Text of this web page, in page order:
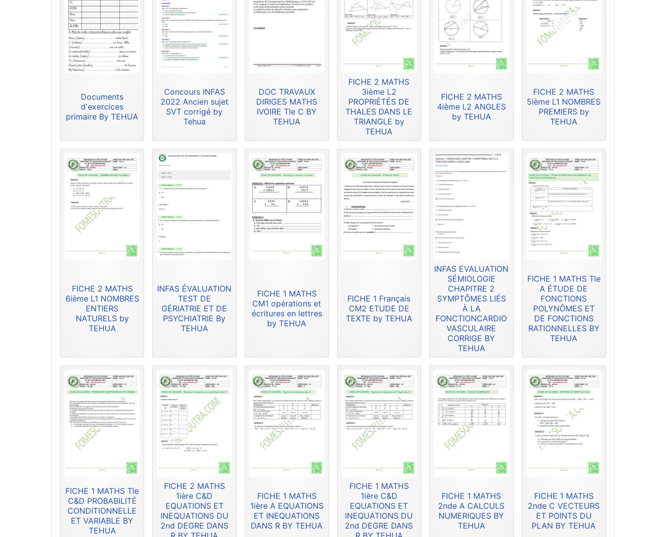
Documents
d'exercices
primaire By TEHUA
Concours INFAS
2022 Ancien sujet
SVT corrigé by
Tehua
DOC TRAVAUX
DIRIGES MATHS
IVOIRE Tle C BY
TEHUA
FICHE 2 MATHS
3ième L2
PROPRIÉTÉS DE
THALES DANS LE
TRIANGLE by
TEHUA
FICHE 2 MATHS
4ième L2 ANGLES
by TEHUA
FICHE 2 MATHS
5ième L1 NOMBRES
PREMIERS by
TEHUA
FICHE 2 MATHS
6ième L1 NOMBRES
ENTIERS
NATURELS by
TEHUA
INFAS ÉVALUATION
TEST DE
GÉRIATRIE ET DE
PSYCHIATRIE By
TEHUA
FICHE 1 MATHS
CM1 opérations et
écritures en lettres
by TEHUA
FICHE 1 Français
CM2 ETUDE DE
TEXTE by TEHUA
INFAS EVALUATION
SÉMIOLOGIE
CHAPITRE 2
SYMPTÔMES LIÉS
À LA
FONCTIONCARDIO
VASCULAIRE
CORRIGE BY
TEHUA
FICHE 1 MATHS Tle
A ÉTUDE DE
FONCTIONS
POLYNÔMES ET
DE FONCTIONS
RATIONNELLES BY
TEHUA
FICHE 1 MATHS Tle
C&D PROBABILITÉ
CONDITIONNELLE
ET VARIABLE BY
TEHUA
FICHE 2 MATHS
1ière C&D
EQUATIONS ET
INEQUATIONS DU
2nd DEGRE DANS
FICHE 1 MATHS
1ière A EQUATIONS
ET INEQUATIONS
DANS R BY TEHUA
FICHE 1 MATHS
1ière C&D
EQUATIONS ET
INEQUATIONS DU
2nd DEGRE DANS
FICHE 1 MATHS
2nde A CALCULS
NUMERIQUES BY
TEHUA
FICHE 1 MATHS
2nde C VECTEURS
ET POINTS DU
PLAN BY TEHUA